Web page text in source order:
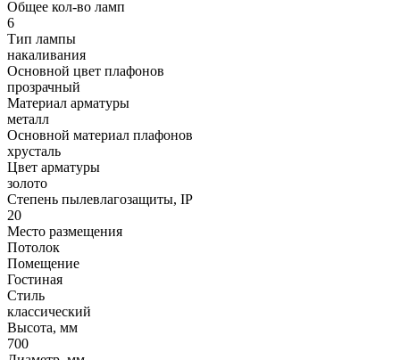
Общее кол-во ламп
6
Тип лампы
накаливания
Основной цвет плафонов
прозрачный
Материал арматуры
металл
Основной материал плафонов
хрусталь
Цвет арматуры
золото
Степень пылевлагозащиты, IP
20
Место размещения
Потолок
Помещение
Гостиная
Стиль
классический
Высота, мм
700